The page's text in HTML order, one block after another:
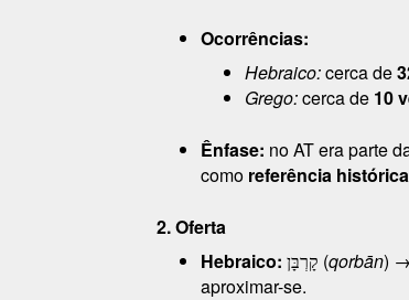
Ocorrências:
Hebraico:cerca de
Grego:cerca de 10
Ênfase: no AT era parte
como referência histórica
2. Oferta
Hebraico:
קָרְבָּן (qorbān)
aproximar-se.